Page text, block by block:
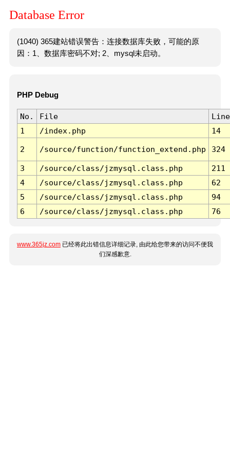
Database Error
(1040) 365建站错误警告：连接数据库失败，可能的原
因：1、数据库密码不对; 2、mysql未启动。
PHP Debug
No. File
Line
1
/index.php 14
2 /source/function/function_extend.php 324
3 /source/class/jzmysql.class.php
211
4
/source/class/jzmysql.class.php
62
5
/source/class/jzmysql.class.php
94
6
/source/class/jzmysql.class.php 76
www.365jz.com 已经将此出错信息详细记录, 由此给您带来的访问不便我
们深感歉意.